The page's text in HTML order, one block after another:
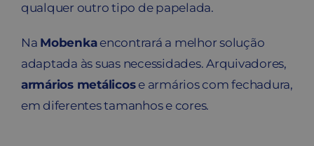
qualquer outro tipo de papelada.
Na Mobenkaencontrará a melhor solução
adaptada às suas necessidades. Arquivadores,
armários metálicose armários com fechadura,
em diferentes tamanhos e cores.